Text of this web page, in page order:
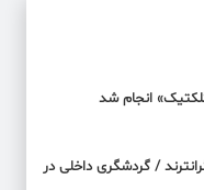
انجام شد
/ گردشگری داخلی در